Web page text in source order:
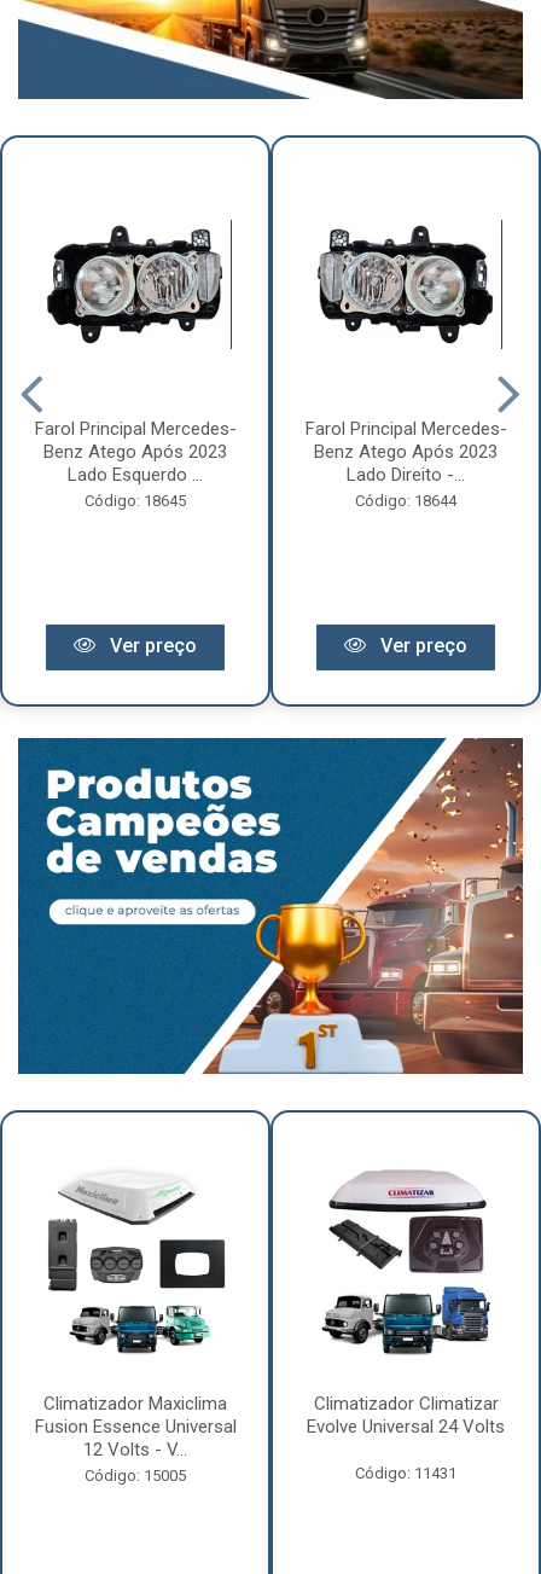
Farol Principal Mercedes-
Benz Atego Após 2023
Lado Esquerdo ...
Código: 18645
Ver preço
Farol Principal Mercedes-
Benz Atego Após 2023
Lado Direito -...
Código: 18644
Ver preço
Climatizador Maxiclima
Fusion Essence Universal
12 Volts - V...
Código: 15005
Climatizador Climatizar
Evolve Universal 24 Volts
Código: 11431